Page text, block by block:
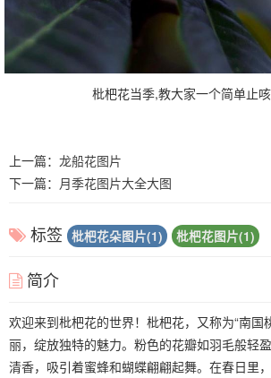
枇杷花当季,教大家一个简单止
上一篇： 龙船花图片
下一篇： 月季花图片大全大图
标签 枇杷花朵图片(1) 枇杷花图片(1)
简介
欢迎来到枇杷花的世界！枇杷花，又称为“南国
丽，绽放独特的魅力。粉色的花瓣如羽毛般轻
清香，吸引着蜜蜂和蝴蝶翩翩起舞。在春日里